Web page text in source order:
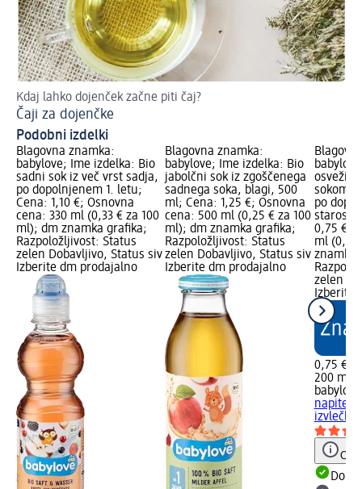
Kdaj lahko dojenček začne piti čaj?
Čaji za dojenčke
Podobni izdelki
Blagovna znamka:
babylove; Ime izdelka: Bio
sadni sok iz več vrst sadja,
po dopolnjenem 1. letu;
Cena: 1,10 €; Osnovna
cena: 330 ml (0,33 € za 100
ml); dm znamka grafika;
Razpoložljivost: Status
zelen Dobavljivo, Status siv
Izberite dm prodajalno
Blagovna znamka:
babylove; Ime izdelka: Bio
jabolčni sok iz zgoščenega
sadnega soka, blagi, 500
ml; Cena: 1,25 €; Osnovna
cena: 500 ml (0,25 € za 100
ml); dm znamka grafika;
Razpoložljivost: Status
zelen Dobavljivo, Status siv
Izberite dm prodajalno
sokom
po
starosti,
0,75 €;
ml (0,38
znamka
zelen
Izberite
0,75 €
200 ml
babylove
napitek